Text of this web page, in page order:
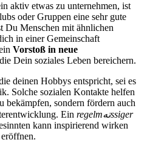
aktiv etwas zu unternehmen, ist
oder Gruppen eine sehr gute
Menschen mit ähnlichen
in einer Gemeinschaft
Vorstoß in neue
Dein soziales Leben bereichern.
deinen Hobbys entspricht, sei es
Solche sozialen Kontakte helfen
bekämpfen, sondern fördern auch
Ein regelmتهssiger
kann inspirierend wirken